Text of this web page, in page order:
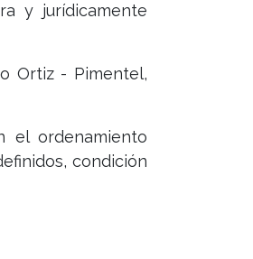
y jurídicamente
Ortiz - Pimentel,
el ordenamiento
condición